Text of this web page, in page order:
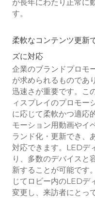
が長年にわたり正常に
す。
柔軟なコンテンツ更新
ズに対応
企業のブランドプロモ
が求められるものであ
迅速さが重要です。こ
ィスプレイのプロモー
に応じて柔軟かつ適応
モーション用動画やイ
ランド化・更新でき、
対応できます。LEDデ
り、多数のデバイスと
新することが可能です
じてロビー内のLEDデ
変更し、来訪者にとっ